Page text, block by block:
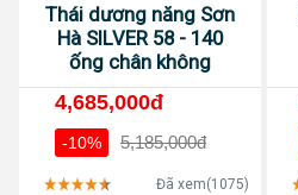
Thái dương năng Sơn
Hà SILVER 58 - 140
ống chân không
4,685,000đ
-10% 5,185,000đ
Đã xem(1075)